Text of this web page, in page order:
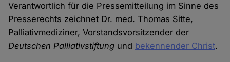
Verantwortlich für die Pressemitteilung im Sinne des
Presserechts zeichnet Dr. med. Thomas Sitte,
Palliativmediziner, Vorstandsvorsitzender der
Deutschen Palliativstiftung und bekennender Christ.